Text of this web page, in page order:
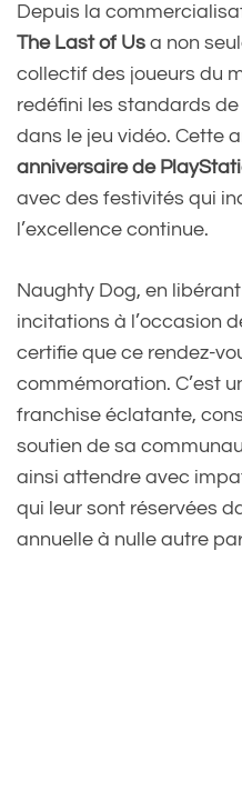
Depuis la
The Last of Us a non
collectif des joueurs du
redéfini les standards
dans le jeu vidéo. Cette
anniversaire de
avec des festivités qui
l’excellence continue.
Naughty Dog, en
incitations à l’occasion
certifie que ce rendez-
commémoration. C’est
franchise éclatante,
soutien de sa
ainsi attendre avec
qui leur sont réservées
annuelle à nulle autre